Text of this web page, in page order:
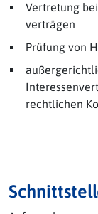
Vertretung
verträgen
Prüfung von
rechtlichen